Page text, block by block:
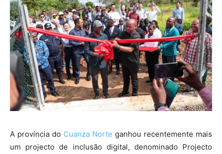
A província do Cuanza Norte ganhou recentemente mais
um projecto de inclusão digital, denominado Projecto